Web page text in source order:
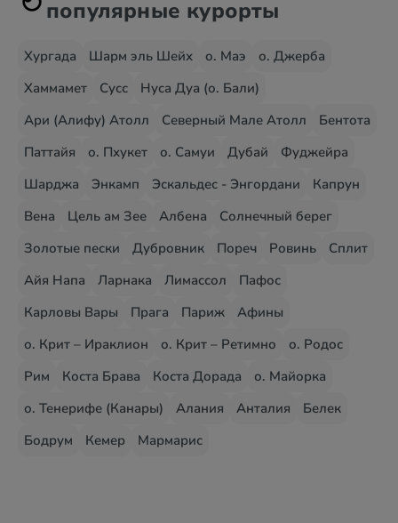
популярные курорты
Хургада Шарм эль Шейх о. Маэ
о. Джерба
Хаммамет
Сусс
Нуса Дуа (о. Бали)
Ари (Алифу) Атолл
Северный Мале Атолл
Бентота
Паттайя
о. Пхукет о. Самуи Дубай
Фуджейра
Шарджа
Энкамп Эскальдес - Энгордани
Капрун
Вена
Цель ам Зее Албена
Солнечный берег
Золотые пески
Дубровник Пореч Ровинь
Сплит
Айя Напа
Ларнака Лимассол
Пафос
Карловы Вары
Прага Париж
Афины
о. Крит – Ираклион
о. Крит – Ретимно
о. Родос
Рим
Коста Брава Коста Дорада
о. Майорка
о. Тенерифе (Канары)
Алания Анталия
Белек
Бодрум
Кемер Мармарис